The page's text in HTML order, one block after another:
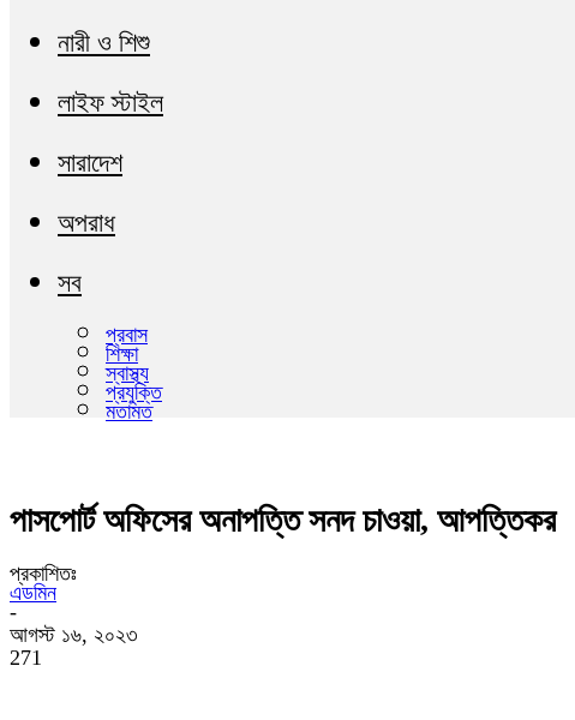
নারী ও শিশু
লাইফ স্টাইল
সারাদেশ
অপরাধ
সব
প্রবাস
শিক্ষা
স্বাস্থ্য
প্রযুক্তি
মতামত
পাসপোর্ট অফিসের অনাপত্তি সনদ চাওয়া, আপত্তিকর
প্রকাশিতঃ
এডমিন
-
আগস্ট ১৬, ২০২৩
271